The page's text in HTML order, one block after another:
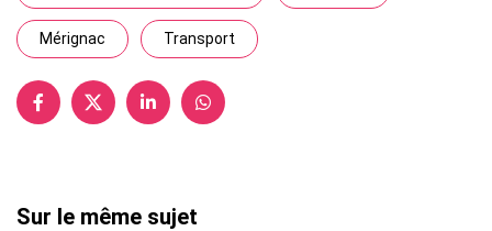
Mérignac Transport
Sur le même sujet